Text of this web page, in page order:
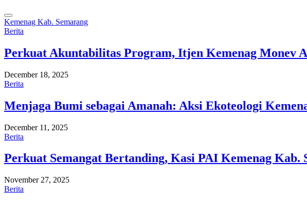
Kemenag Kab. Semarang
Berita
Perkuat Akuntabilitas Program, Itjen Kemenag Monev
December 18, 2025
Berita
Menjaga Bumi sebagai Amanah: Aksi Ekoteologi
December 11, 2025
Berita
Perkuat Semangat Bertanding, Kasi PAI Kemenag
November 27, 2025
Berita